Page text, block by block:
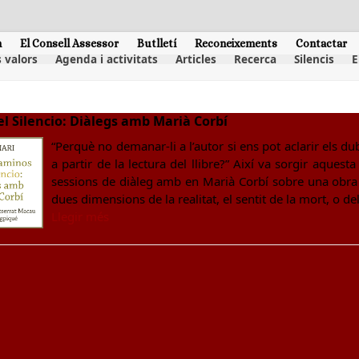
El Consell Assessor Butlletí Reconeixements Contactar
valors Agenda i activitats Articles Recerca Silencis
Silencio: Diàlegs amb Marià Corbí
“Perquè no demanar-li a l’autor si ens pot aclarir els
a partir de la lectura del llibre?” Així va sorgir
sessions de diàleg amb en Marià Corbí sobre una
dues dimensions de la realitat, el sentit de la mort, o